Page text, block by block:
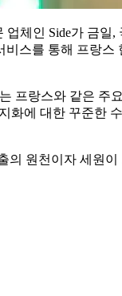
체인 Side가 금
스를 통해 프랑
프랑스와 같은
에 대한 꾸준한
원천이자 세원